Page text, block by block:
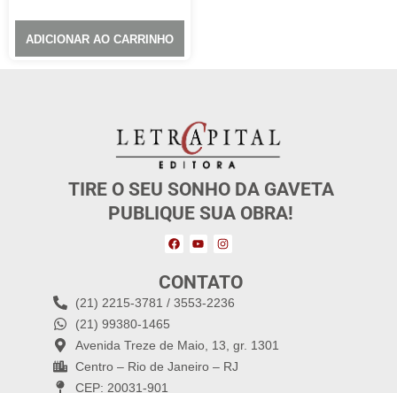
ADICIONAR AO CARRINHO
TIRE O SEU SONHO DA GAVETA
PUBLIQUE SUA OBRA!
CONTATO
(21) 2215-3781 / 3553-2236
(21) 99380-1465
Avenida Treze de Maio, 13, gr. 1301
Centro – Rio de Janeiro – RJ
CEP: 20031-901